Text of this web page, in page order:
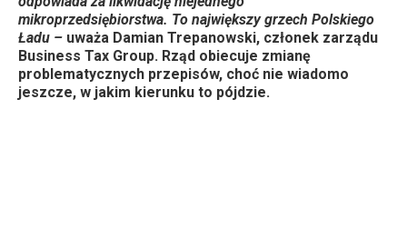
mikroprzedsiębiorstwa. To największy grzech Polskiego
Ładu – uważa Damian Trepanowski, członek zarządu
Business Tax Group. Rząd obiecuje zmianę
problematycznych przepisów, choć nie wiadomo
jeszcze, w jakim kierunku to pójdzie.